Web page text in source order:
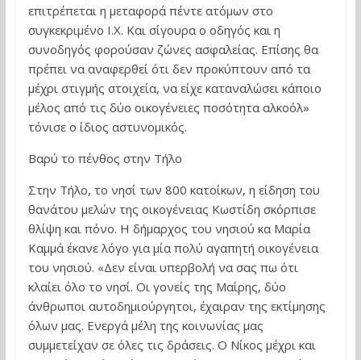
επιτρέπεται η μεταφορά πέντε ατόμων στο
συγκεκριμένο Ι.Χ. Και σίγουρα ο οδηγός και η
συνοδηγός φορούσαν ζώνες ασφαλείας. Επίσης θα
πρέπει να αναφερθεί ότι δεν προκύπτουν από τα
μέχρι στιγμής στοιχεία, να είχε καταναλώσει κάποιο
μέλος από τις δύο οικογένειες ποσότητα αλκοόλ»
τόνισε ο ίδιος αστυνομικός.
Βαρύ το πένθος στην Τήλο
Στην Τήλο, το νησί των 800 κατοίκων, η είδηση του
θανάτου μελών της οικογένειας Κωστίδη σκόρπισε
θλίψη και πόνο. Η δήμαρχος του νησιού κα Μαρία
Καμμά έκανε λόγο για μία πολύ αγαπητή οικογένεια
του νησιού. «Δεν είναι υπερβολή να σας πω ότι
κλαίει όλο το νησί. Οι γονείς της Μαίρης, δύο
άνθρωποι αυτοδημιούργητοι, έχαιραν της εκτίμησης
όλων μας. Ενεργά μέλη της κοινωνίας μας
συμμετείχαν σε όλες τις δράσεις. Ο Νίκος μέχρι και